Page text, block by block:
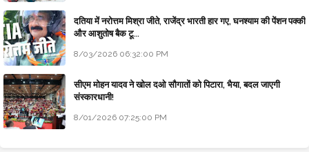
दतिया में नरोत्तम मिश्रा जीते, राजेंद्र भारती हार गए, घनश्याम की पेंशन पक्की
और आशुतोष बैक टू...
8/03/2026 06:32:00 PM
सीएम मोहन यादव ने खोल दओ सौगातों को पिटारा, भैया, बदल जाएगी
संस्कारधानी!
8/01/2026 07:25:00 PM